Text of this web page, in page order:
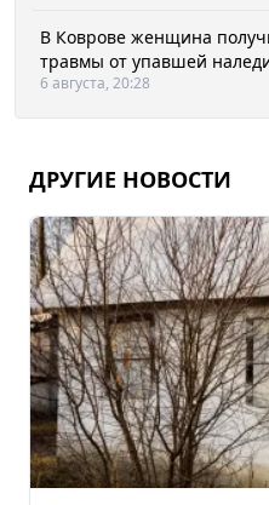
В Коврове женщина
травмы от упавшей
6 августа, 20:28
ДРУГИЕ НОВОСТИ